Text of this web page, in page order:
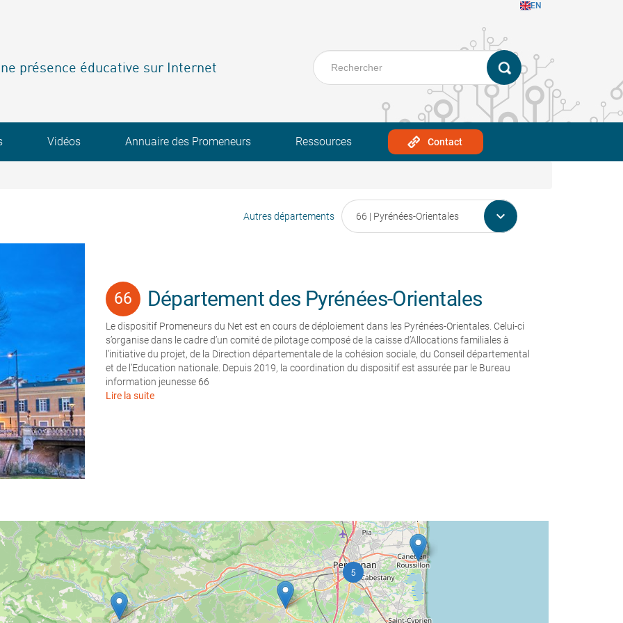
EN
présence éducative sur Internet
Vidéos Annuaire des Promeneurs Ressources Contact
Autres départements 
Département des Pyrénées-Orientales
Le dispositif Promeneurs du Net est en cours de déploiement dans les Pyrénées-Orientales. Celui-ci
s’organise dans le cadre d’un comité de pilotage composé de la caisse d’Allocations familiales à
l’initiative du projet, de la Direction départementale de la cohésion sociale, du Conseil départemental
et de l’Education nationale. Depuis 2019, la coordination du dispositif est assurée par le Bureau
information jeunesse 66
Lire la suite
5